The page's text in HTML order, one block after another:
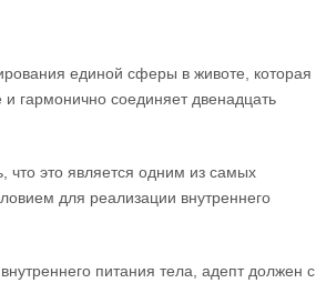
единой сферы в животе, которая
гармонично соединяет двенадцать
что это является одним из самых
для реализации внутреннего
питания тела, адепт должен с